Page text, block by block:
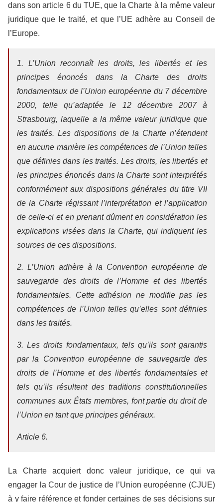
dans son article 6 du TUE, que la Charte à la même valeur
juridique que le traité, et que l’UE adhère au Conseil de
l’Europe.
1. L’Union reconnaît les droits, les libertés et les
principes énoncés dans la Charte des droits
fondamentaux de l’Union européenne du 7 décembre
2000, telle qu’adaptée le 12 décembre 2007 à
Strasbourg, laquelle a la même valeur juridique que
les traités. Les dispositions de la Charte n’étendent
en aucune manière les compétences de l’Union telles
que définies dans les traités. Les droits, les libertés et
les principes énoncés dans la Charte sont interprétés
conformément aux dispositions générales du titre VII
de la Charte régissant l’interprétation et l’application
de celle-ci et en prenant dûment en considération les
explications visées dans la Charte, qui indiquent les
sources de ces dispositions.
2. L’Union adhère à la Convention européenne de
sauvegarde des droits de l’Homme et des libertés
fondamentales. Cette adhésion ne modifie pas les
compétences de l’Union telles qu’elles sont définies
dans les traités.
3. Les droits fondamentaux, tels qu’ils sont garantis
par la Convention européenne de sauvegarde des
droits de l’Homme et des libertés fondamentales et
tels qu’ils résultent des traditions constitutionnelles
communes aux États membres, font partie du droit de
l’Union en tant que principes généraux.
Article 6.
La Charte acquiert donc valeur juridique, ce qui va
engager la Cour de justice de l’Union européenne (CJUE)
à y faire référence et fonder certaines de ses décisions sur